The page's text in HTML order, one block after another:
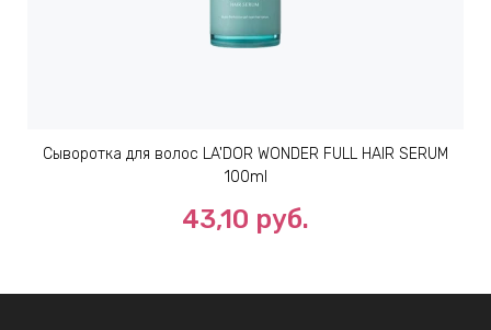
Сыворотка для волос LA'DOR WONDER FULL HAIR SERUM
100ml
43,10 руб.